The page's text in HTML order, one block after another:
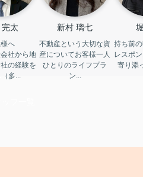
太
へ
社から地
の経験を
多...
新村 璃七
不動産という大切な資
産についてお客様一人
ひとりのライフプラ
ン...
持ち前
レスポ
寄り添